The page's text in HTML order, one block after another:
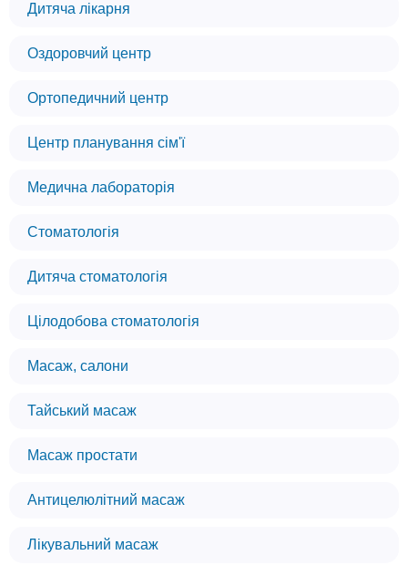
Дитяча лікарня
Оздоровчий центр
Ортопедичний центр
Центр планування сім'ї
Медична лабораторія
Стоматологія
Дитяча стоматологія
Цілодобова стоматологія
Масаж, салони
Тайський масаж
Масаж простати
Антицелюлітний масаж
Лікувальний масаж